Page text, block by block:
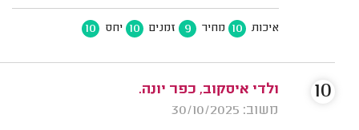
איכות 10 מחיר 9 זמנים 10 יחס 10
ולדי איסקוב, כפר יונה.
משוב: 30/10/2025
10